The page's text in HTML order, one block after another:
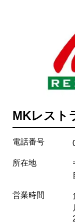
MKレスト
電話番号
所在地
営業時間